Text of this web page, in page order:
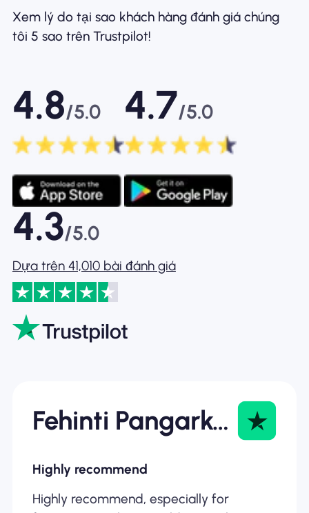
Xem lý do tại sao khách hàng đánh giá chúng
tôi 5 sao trên Trustpilot!
4.8/5.0 4.7/5.0
4.3/5.0
Dựa trên 41,010 bài đánh giá
Fehinti Pangarkar
Highly recommend
Highly recommend, especially for